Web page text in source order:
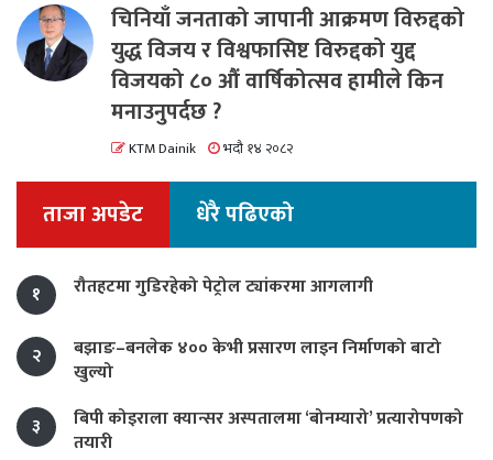
चिनियाँ जनताको जापानी आक्रमण विरुद्दको
युद्ध विजय र विश्वफासिष्ट विरुद्दको युद्द
विजयको ८० औं वार्षिकोत्सव हामीले किन
मनाउनुपर्दछ ?
KTM Dainik भदौ १४ २०८२
ताजा अपडेट धेरै पढिएको
१ रौतहटमा गुडिरहेको पेट्रोल ट्यांकरमा आगलागी
२
बझाङ–बनलेक ४०० केभी प्रसारण लाइन निर्माणको बाटो
खुल्यो
३
बिपी कोइराला क्यान्सर अस्पतालमा ‘बोनम्यारो’ प्रत्यारोपणको
तयारी